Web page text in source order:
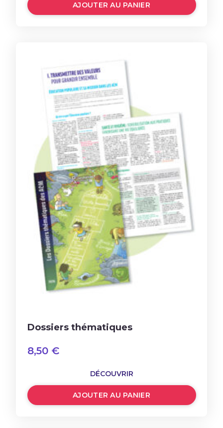
AJOUTER AU PANIER
Dossiers thématiques
8,50 €
DÉCOUVRIR
AJOUTER AU PANIER